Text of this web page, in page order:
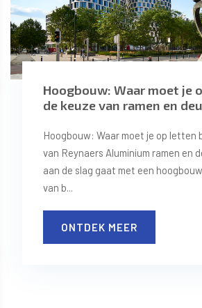
Hoogbouw: Waar moet je
de keuze van ramen en
Hoogbouw: Waar moet je op letten
van Reynaers Aluminium ramen en
aan de slag gaat met een
van b...
ONTDEK MEER